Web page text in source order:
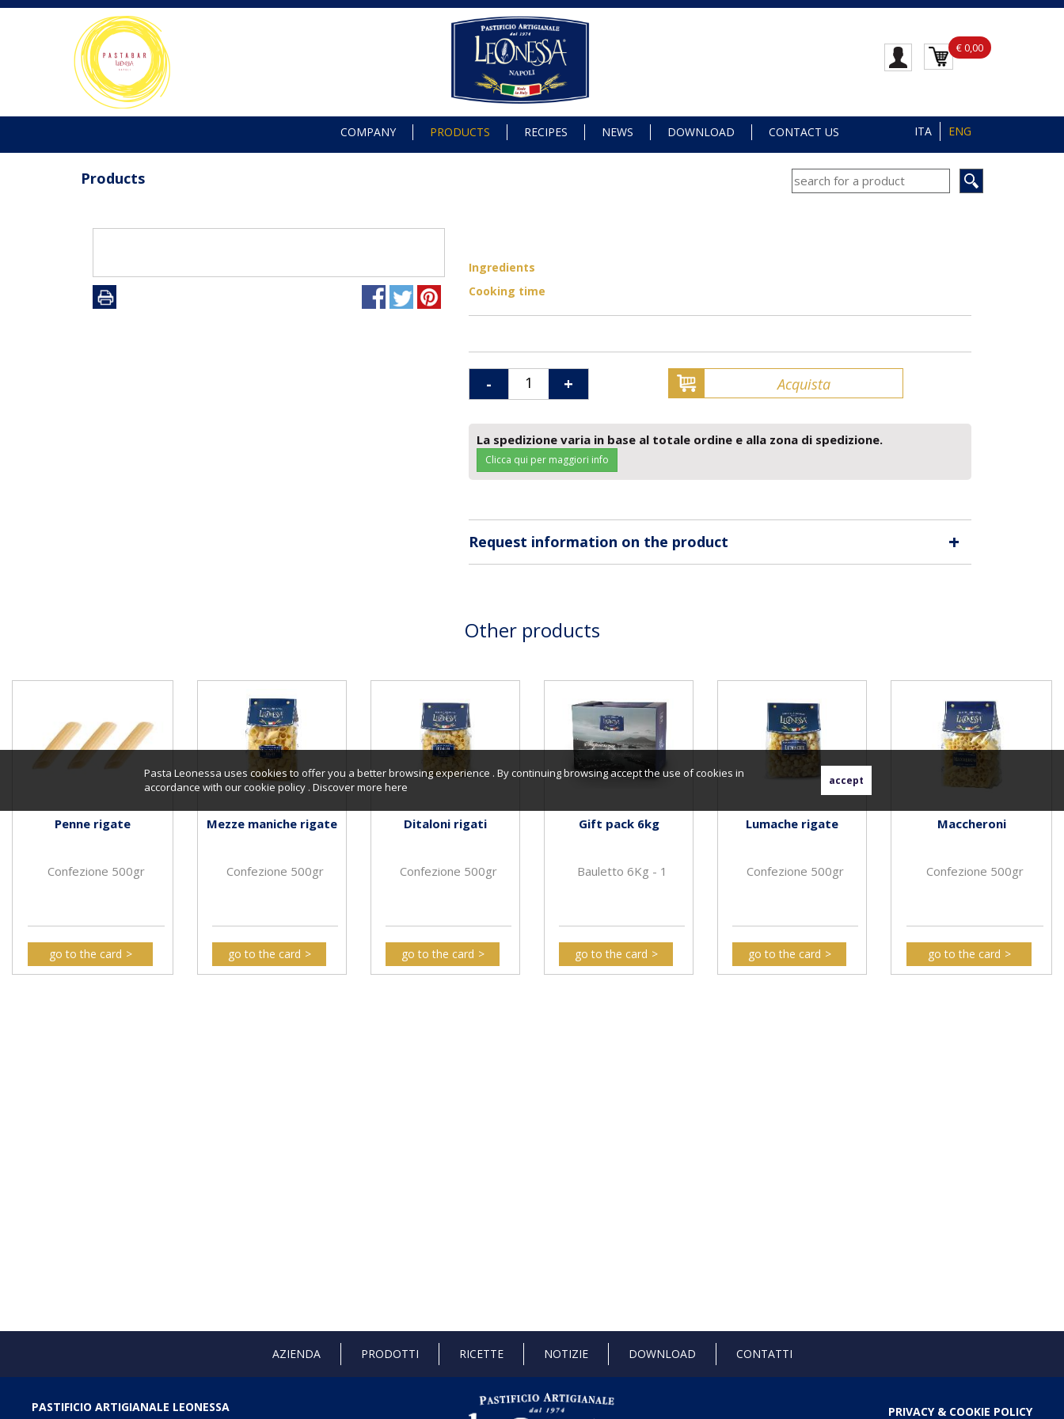
Pasta Leonessa uses cookies to offer you a better browsing experience . By continuing browsing accept the use of cookies in
accordance with our cookie policy . Discover more here
€ 0,00
COMPANY PRODUCTS RECIPES NEWS DOWNLOAD CONTACT US ITA ENG
Products
Ingredients
Cooking time
- + Acquista
La spedizione varia in base al totale ordine e alla zona di spedizione.
Clicca qui per maggiori info
Request information on the product +
Other products
Penne rigate
Confezione 500gr
go to the card
Mezze maniche rigate
Confezione 500gr
go to the card
Ditaloni rigati
Confezione 500gr
go to the card
Gift pack 6kg
Bauletto 6Kg - 1
go to the card
Lumache rigate
Confezione 500gr
go to the card
Maccheroni
Confezione 500gr
go to the card
AZIENDA PRODOTTI RICETTE NOTIZIE DOWNLOAD CONTATTI
PASTIFICIO ARTIGIANALE LEONESSA PRIVACY & COOKIE POLICY